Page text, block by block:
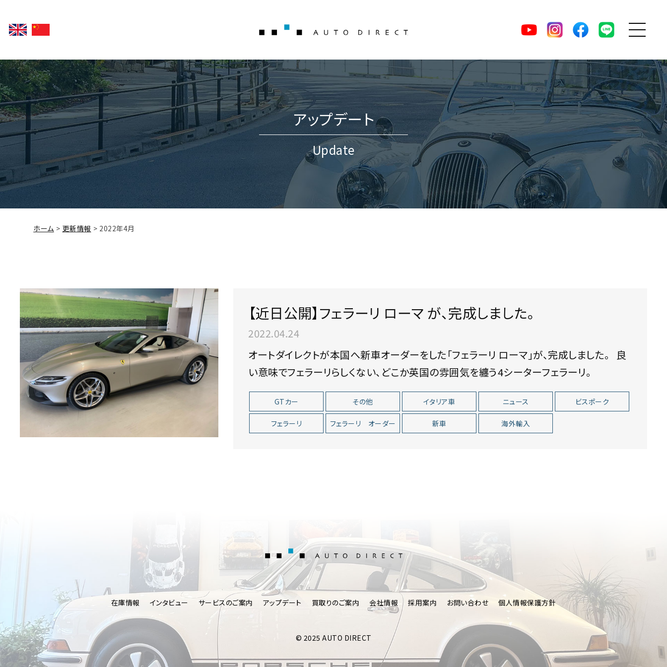
YouTube Instagram facebook MENU
アップデート
Update
ホーム 更新情報 2022年4月
【近日公開】フェラーリ ローマ が、完成しました。
2022.04.24
オートダイレクトが本国へ新車オーダーをした「フェラーリ ローマ」が、完成しました。 良
い意味でフェラーリらしくない、どこか英国の雰囲気を纏う4シーターフェラーリ。
GTカー その他 イタリア車 ニュース ビスポーク
フェラーリ フェラーリ オーダー 新車 海外輸入
AUTO DIRECT
在庫情報 インタビュー サービスのご案内 アップデート 買取りのご案内 会社情報 採用案内 お問い合わせ 個人情報保護方針
© 2025 AUTO DIRECT